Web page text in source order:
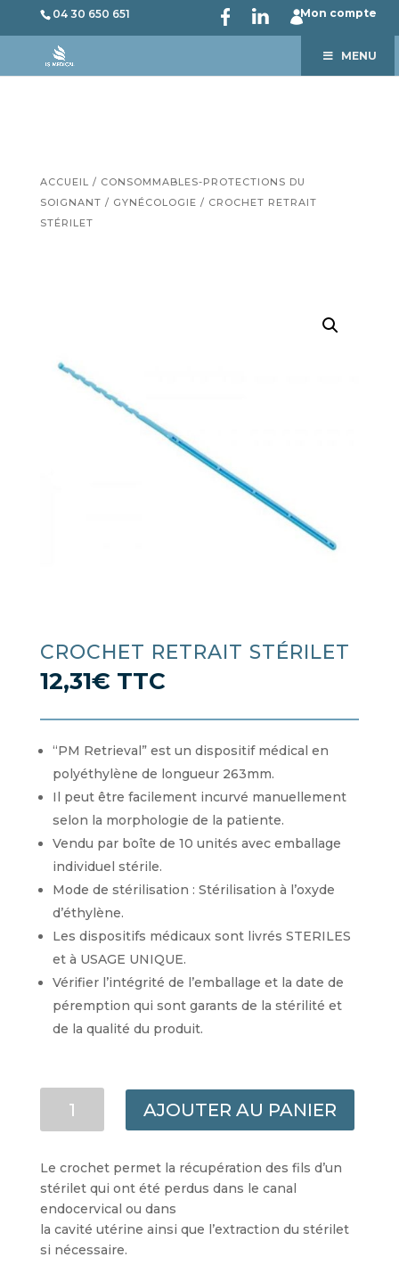
04 30 650 651 Mon compte
MENU
ACCUEIL / CONSOMMABLES-PROTECTIONS DU
SOIGNANT / GYNÉCOLOGIE / CROCHET RETRAIT
STÉRILET
CROCHET RETRAIT STÉRILET
12,31€ TTC
“PM Retrieval” est un dispositif médical en
polyéthylène de longueur 263mm.
Il peut être facilement incurvé manuellement
selon la morphologie de la patiente.
Vendu par boîte de 10 unités avec emballage
individuel stérile.
Mode de stérilisation : Stérilisation à l’oxyde
d’éthylène.
Les dispositifs médicaux sont livrés STERILES
et à USAGE UNIQUE.
Vérifier l’intégrité de l’emballage et la date de
péremption qui sont garants de la stérilité et
de la qualité du produit.
AJOUTER AU PANIER
Le crochet permet la récupération des fils d’un
stérilet qui ont été perdus dans le canal
endocervical ou dans
la cavité utérine ainsi que l’extraction du stérilet
si nécessaire.